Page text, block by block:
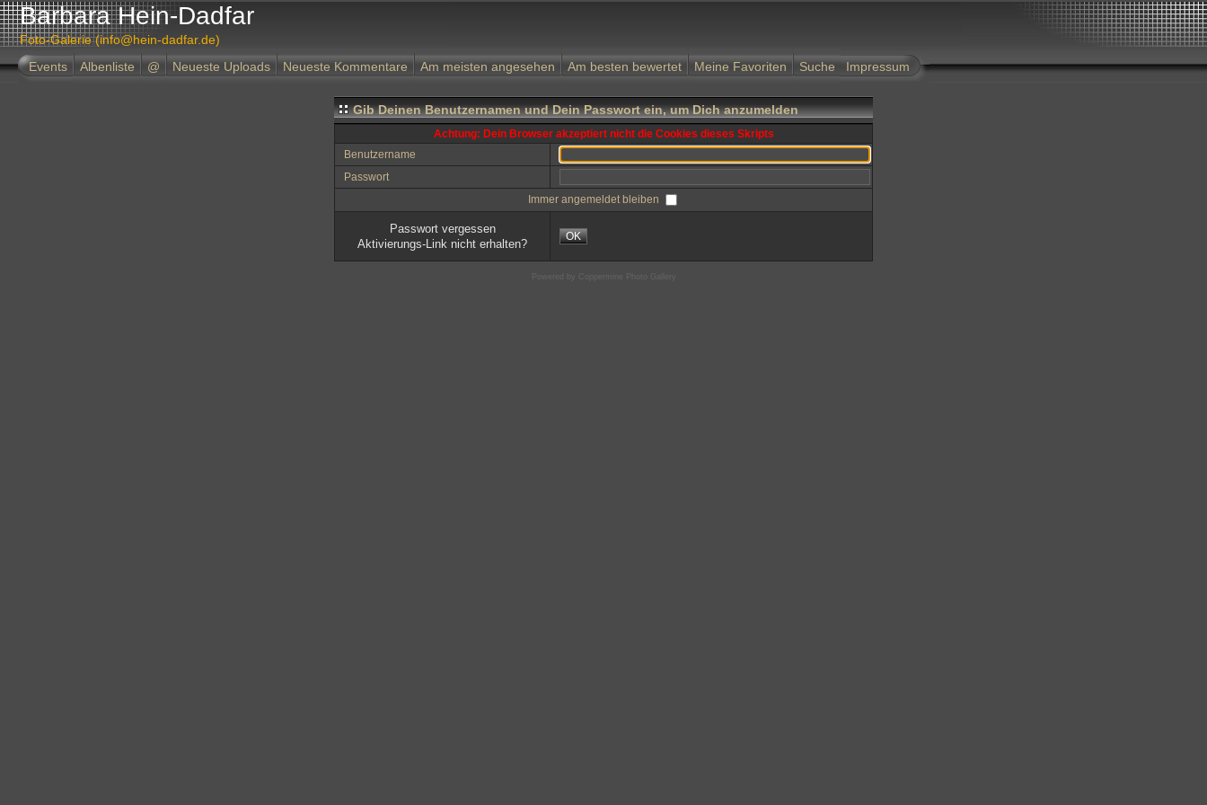
Barbara Hein-Dadfar
Foto-Galerie (info@hein-dadfar.de)
Events
Albenliste @ Neueste Uploads Neueste Kommentare Am meisten angesehen Am besten bewertet Meine Favoriten Suche Impressum
Gib Deinen Benutzernamen und Dein Passwort ein, um Dich anzumelden
Achtung: Dein Browser akzeptiert nicht die Cookies dieses Skripts
Benutzername
Passwort
Immer angemeldet bleiben
Passwort vergessen
Aktivierungs-Link nicht erhalten?
OK